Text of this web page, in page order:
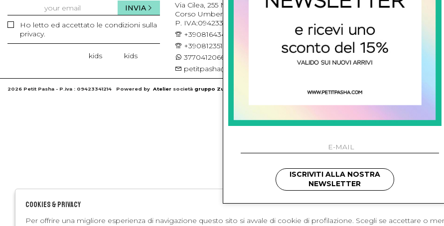
Ho letto ed accettato le condizioni sulla
privacy.
INVIA
kids kids
Via Cilea, 255 Napoli
Corso Umberto I 301 Napoli - Italia
P. IVA:09423341214
+39081643421
+390812351280
3770412066 , 3397314295
petitpasha@hotmail.it
L'azienda
Contatti
Pagamenti
Spedizione
2026 Petit Pasha - P.iva : 09423341214 Powered by Atelier società gruppo Zucchetti
ISCRIVITI ALLA NOSTRA
NEWSLETTER
Cookies & Privacy
Per offrire una migliore esperienza di navigazione questo sito si avvale di cookie di profilazione. Scegli se accettare o